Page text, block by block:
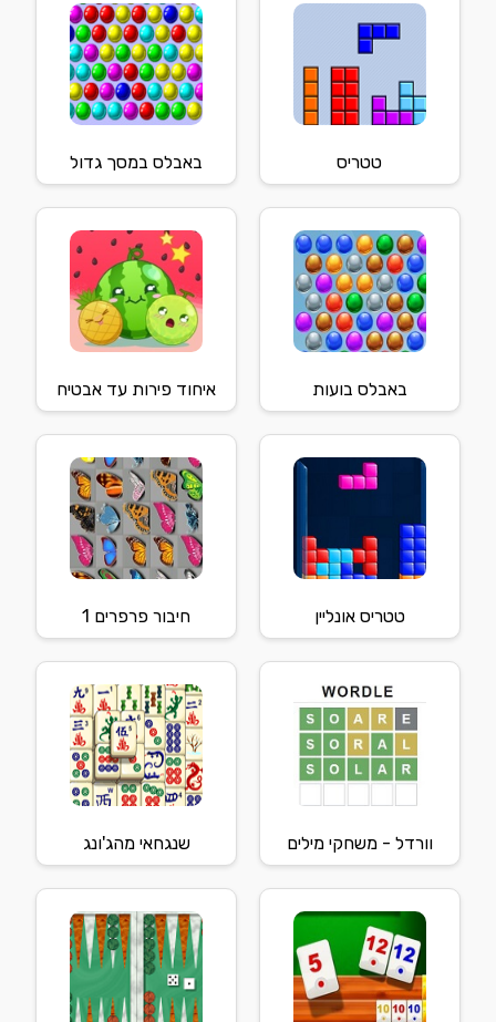
טטריס באבלס במסך גדול
באבלס בועות איחוד פירות עד אבטיח
טטריס אונליין חיבור פרפרים 1
וורדל - משחקי מילים שנגחאי מהג'ונג